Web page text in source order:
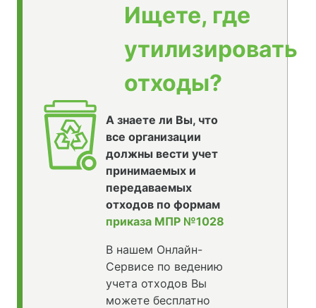
Ищете, где
утилизировать
отходы?
А знаете ли Вы, что
все организации
должны вести учет
принимаемых и
передаваемых
отходов по формам
приказа МПР №1028
В нашем Онлайн-
Сервисе по ведению
учета отходов Вы
можете бесплатно